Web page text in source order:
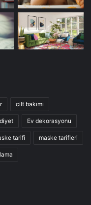
cilt bakımı
diyet Ev dekorasyonu
tarifi maske tarifleri